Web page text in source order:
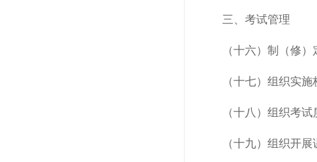
三、考试管理
（十六）制（修
（十七）组织实
（十八）组织考
（十九）组织开